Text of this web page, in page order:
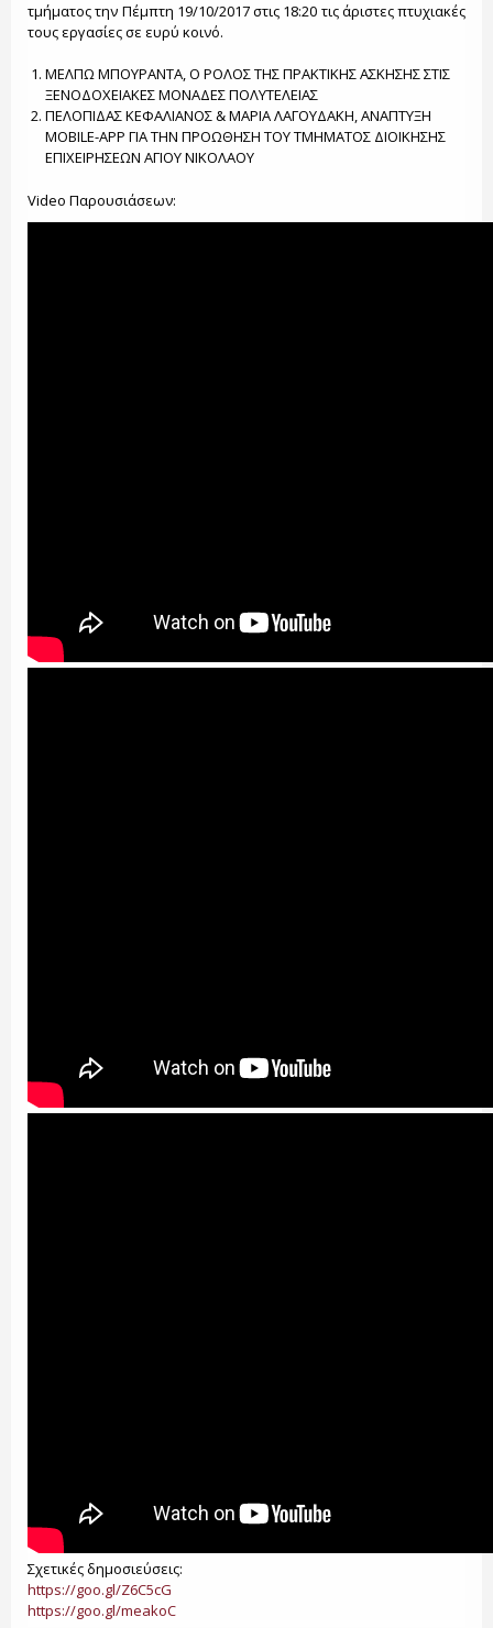
τμήματος την Πέμπτη 19/10/2017 στις 18:20 τις άριστες πτυχιακές
τους εργασίες σε ευρύ κοινό.
ΜΕΛΠΩ ΜΠΟΥΡΑΝΤΑ, Ο ΡΟΛΟΣ ΤΗΣ ΠΡΑΚΤΙΚΗΣ ΑΣΚΗΣΗΣ ΣΤΙΣ
ΞΕΝΟΔΟΧΕΙΑΚΕΣ ΜΟΝΑΔΕΣ ΠΟΛΥΤΕΛΕΙΑΣ
ΠΕΛΟΠΙΔΑΣ ΚΕΦΑΛΙΑΝΟΣ & ΜΑΡΙΑ ΛΑΓΟΥΔΑΚΗ, ΑΝΑΠΤΥΞΗ
MOBILE-APP ΓΙΑ ΤΗΝ ΠΡΟΩΘΗΣΗ ΤΟΥ ΤΜΗΜΑΤΟΣ ΔΙΟΙΚΗΣΗΣ
ΕΠΙΧΕΙΡΗΣΕΩΝ ΑΓΙΟΥ ΝΙΚΟΛΑΟΥ
Video Παρουσιάσεων:
Σχετικές δημοσιεύσεις:
https://goo.gl/Z6C5cG
https://goo.gl/meakoC